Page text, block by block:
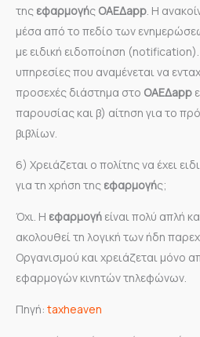
της εφαρμογής ΟΑΕΔapp. Η
μέσα από το πεδίο των
με ειδική ειδοποίηση
υπηρεσίες που αναμένεται να
προσεχές διάστημα στο ΟΑΕΔapp
παρουσίας και β) αίτηση για το
βιβλίων.
6) Χρειάζεται ο πολίτης να έχει
για τη χρήση της εφαρμογής;
Όχι. Η εφαρμογή είναι πολύ απλή
ακολουθεί τη λογική των ήδη
Οργανισμού και χρειάζεται μόνο
εφαρμογών κινητών τηλεφώνων.
Πηγή: taxheaven